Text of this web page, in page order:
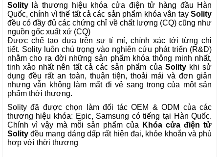
Solitylà thương hiệu khóa cửa điện tử hàng đầu Hàn
Quốc, chính vì thế tất cả các sản phẩm khóa vân taySolity
đều có đầy đủ các chứng chỉ về chất lượng (CQ) cũng như
nguồn gốc xuất xứ (CQ)
Được chế tạo dựa trên sự tỉ mỉ, chính xác tới từng chi
tiết. Solity luôn chú trọng vào nghiên cứu phát triển (R&D)
nhằm cho ra đời những sản phẩm khóa thông minh nhất,
tinh xảo nhất nên tất cả các sản phẩm của Solitykhi sử
dụng đều rất an toàn, thuận tiện, thoải mái và đơn giản
nhưng vẫn không làm mất đi vẻ sang trọng của một sản
phẩm thời thượng.
Solity đã được chọn làm đối tác OEM & ODM của các
thương hiệu khóa: Epic, Samsung có tiếng tại Hàn Quốc.
Chính vì vậy mà mỗi sản phẩm của
Khóa cửa điện tử
Solity đều mang dáng dấp rất hiện đại, khỏe khoắn và phù
hợp với thời thượng